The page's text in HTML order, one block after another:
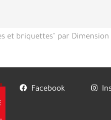
et briquettes" par
Facebook